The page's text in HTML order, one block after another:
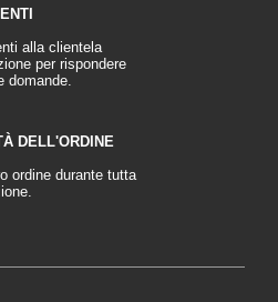
alla clientela
per rispondere
domande.
DELL'ORDINE
ordine durante tutta